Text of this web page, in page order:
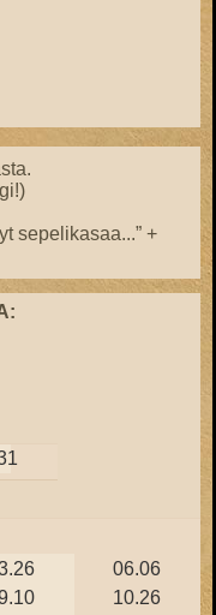
sepelikasaa...” +
06.06
10.26